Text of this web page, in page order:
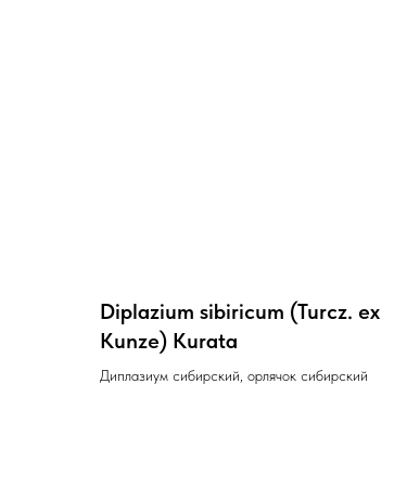
Diplazium sibiricum (Turcz. ex
Kunze) Kurata
Диплазиум сибирский, орлячок сибирский